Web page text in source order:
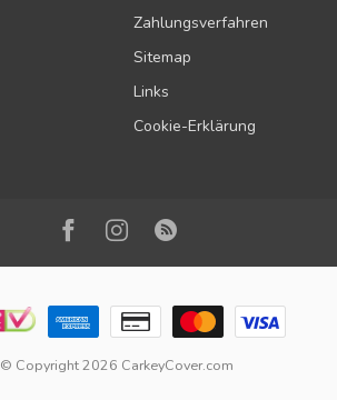
Zahlungsverfahren
Sitemap
Links
Cookie-Erklärung
© Copyright 2026 CarkeyCover.com